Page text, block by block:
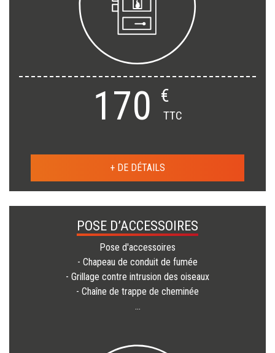
170 €
TTC
+ DE DÉTAILS
POSE D’ACCESSOIRES
Pose d'accessoires
- Chapeau de conduit de fumée
- Grillage contre intrusion des oiseaux
- Chaîne de trappe de cheminée
...